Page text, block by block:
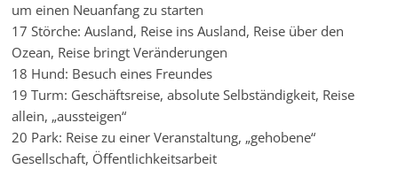
um einen Neuanfang zu starten
17 Störche: Ausland, Reise ins Ausland, Reise über den
Ozean, Reise bringt Veränderungen
18 Hund: Besuch eines Freundes
19 Turm: Geschäftsreise, absolute Selbständigkeit, Reise
allein, „aussteigen“
20 Park: Reise zu einer Veranstaltung, „gehobene“
Gesellschaft, Öffentlichkeitsarbeit